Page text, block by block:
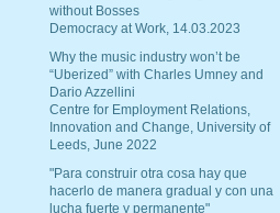
without Bosses
Democracy at Work, 14.03.2023
Why the music industry won’t be
“Uberized” with Charles Umney and
Dario Azzellini
Centre for Employment Relations,
Innovation and Change, University of
Leeds, June 2022
"Para construir otra cosa hay que
hacerlo de manera gradual y con una
lucha fuerte y permanente"